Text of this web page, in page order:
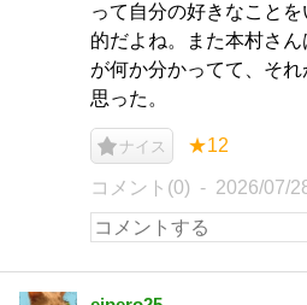
って自分の好きなこと
的だよね。また本村さ
が何か分かってて、そ
思った。
ナイス ★12
コメント(0) 2026/07/